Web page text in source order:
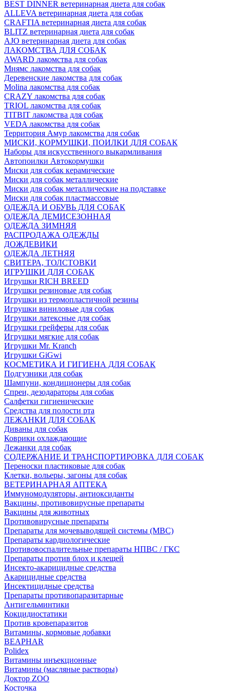
BEST DINNER ветеринарная диета для собак
ALLEVA ветеринарная диета для собак
CRAFTIA ветеринарная диета для собак
BLITZ ветеринарная диета для собак
AJO ветеринарная диета для собак
ЛАКОМСТВА ДЛЯ СОБАК
AWARD лакомства для собак
Мнямс лакомства для собак
Деревенские лакомства для собак
Molina лакомства для собак
CRAZY лакомства для собак
TRIOL лакомства для собак
TITBIT лакомства для собак
VEDA лакомства для собак
Территория Амур лакомства для собак
МИСКИ, КОРМУШКИ, ПОИЛКИ ДЛЯ СОБАК
Наборы для искусственного выкармливания
Автопоилки Автокормушки
Миски для собак керамические
Миски для собак металлические
Миски для собак металлические на подставке
Миски для собак пластмассовые
ОДЕЖДА И ОБУВЬ ДЛЯ СОБАК
ОДЕЖДА ДЕМИСЕЗОННАЯ
ОДЕЖДА ЗИМНЯЯ
РАСПРОДАЖА ОДЕЖДЫ
ДОЖДЕВИКИ
ОДЕЖДА ЛЕТНЯЯ
СВИТЕРА, ТОЛСТОВКИ
ИГРУШКИ ДЛЯ СОБАК
Игрушки RICH BREED
Игрушки резиновые для собак
Игрушки из термопластичной резины
Игрушки виниловые для собак
Игрушки латексные для собак
Игрушки грейферы для собак
Игрушки мягкие для собак
Игрушки Mr. Kranch
Игрушки GiGwi
КОСМЕТИКА И ГИГИЕНА ДЛЯ СОБАК
Подгузники для собак
Шампуни, кондиционеры для собак
Спреи, дезодараторы для собак
Салфетки гигиенические
Средства для полости рта
ЛЕЖАНКИ ДЛЯ СОБАК
Диваны для собак
Коврики охлаждающие
Лежанки для собак
СОДЕРЖАНИЕ И ТРАНСПОРТИРОВКА ДЛЯ СОБАК
Переноски пластиковые для собак
Клетки, вольеры, загоны для собак
ВЕТЕРИНАРНАЯ АПТЕКА
Иммуномодуляторы, антиоксиданты
Вакцины, противовирусные препараты
Вакцины для животных
Противовирусные препараты
Препараты для мочевыводящей системы (МВС)
Препараты кардиологические
Противовоспалительные препараты НПВС / ГКС
Препараты против блох и клещей
Инсекто-акарицидные средства
Акарицидные средства
Инсектицидные средства
Препараты противопаразитарные
Антигельминтики
Кокцидиостатики
Против кровепаразитов
Витамины, кормовые добавки
BEAPHAR
Polidex
Витамины инъекционные
Витамины (масляные растворы)
Доктор ZOO
Косточка